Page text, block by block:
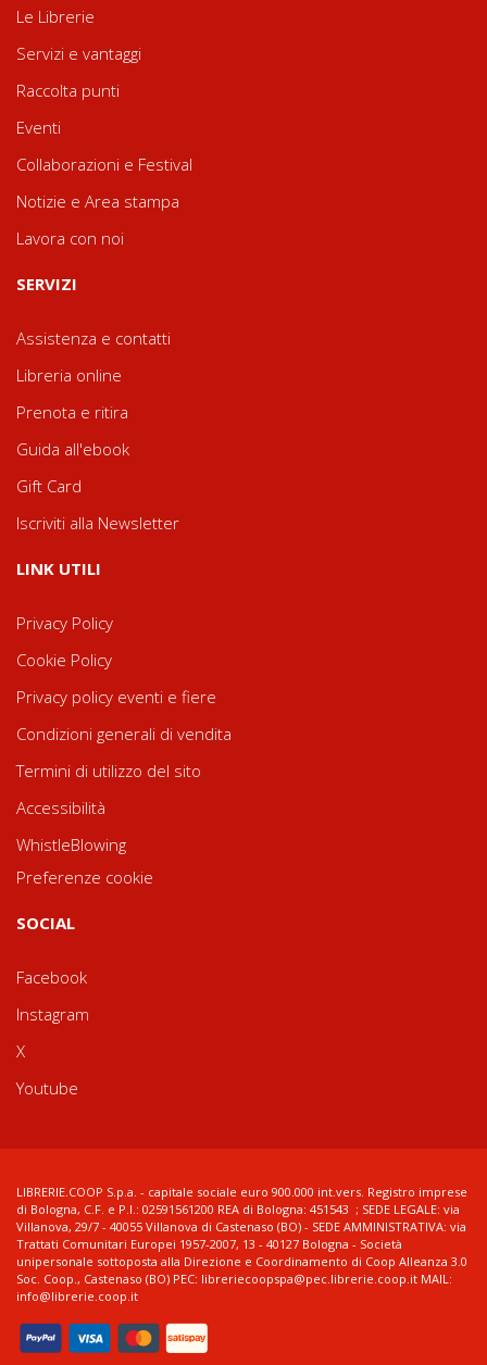
Le Librerie
Servizi e vantaggi
Raccolta punti
Eventi
Collaborazioni e Festival
Notizie e Area stampa
Lavora con noi
SERVIZI
Assistenza e contatti
Libreria online
Prenota e ritira
Guida all'ebook
Gift Card
Iscriviti alla Newsletter
LINK UTILI
Privacy Policy
Cookie Policy
Privacy policy eventi e fiere
Condizioni generali di vendita
Termini di utilizzo del sito
Accessibilità
WhistleBlowing
Preferenze cookie
SOCIAL
Facebook
Instagram
X
Youtube
LIBRERIE.COOP S.p.a. - capitale sociale euro 900.000 int.vers. Registro imprese
di Bologna, C.F. e P.I.: 02591561200 REA di Bologna: 451543 ; SEDE LEGALE: via
Villanova, 29/7 - 40055 Villanova di Castenaso (BO) - SEDE AMMINISTRATIVA: via
Trattati Comunitari Europei 1957-2007, 13 - 40127 Bologna - Società
unipersonale sottoposta alla Direzione e Coordinamento di Coop Alleanza 3.0
Soc. Coop., Castenaso (BO) PEC: libreriecoopspa@pec.librerie.coop.it MAIL:
info@librerie.coop.it